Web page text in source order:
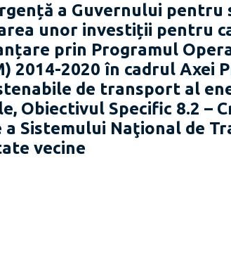
a Guvernului pentru
unor investiții pentru
prin Programul
2014-2020 în cadrul Axei
de transport al
Obiectivul Specific 8.2 –
Sistemului Naţional de
vecine